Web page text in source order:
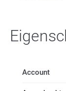
Account